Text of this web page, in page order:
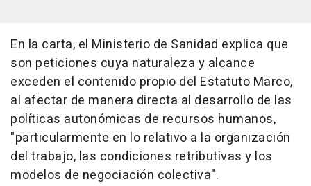
En la carta, el Ministerio de Sanidad explica que
son peticiones cuya naturaleza y alcance
exceden el contenido propio del Estatuto Marco,
al afectar de manera directa al desarrollo de las
políticas autonómicas de recursos humanos,
"particularmente en lo relativo a la organización
del trabajo, las condiciones retributivas y los
modelos de negociación colectiva".